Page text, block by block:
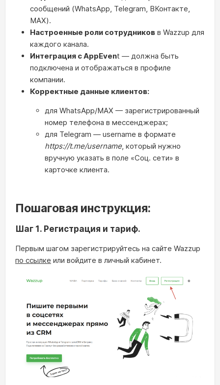
сообщений (WhatsApp, Telegram, ВКонтакте,
MAX).
Настроенные роли сотрудников в Wazzup для
каждого канала.
Интеграция с AppEvent — должна быть
подключена и отображаться в профиле
компании.
Корректные данные клиентов:
для WhatsApp/MAX — зарегистрированный
номер телефона в мессенджерах;
для Telegram — username в формате
https://t.me/username, который нужно
вручную указать в поле «Соц. сети» в
карточке клиента.
Пошаговая инструкция:
Шаг 1. Регистрация и тариф.
Первым шагом зарегистрируйтесь на сайте Wazzup
по ссылке или войдите в личный кабинет.